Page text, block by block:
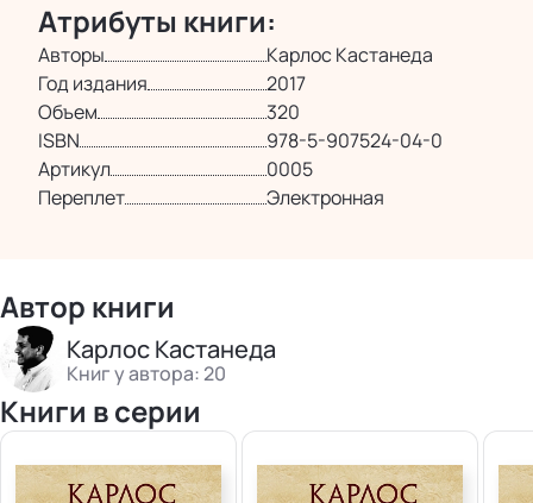
Атрибуты книги:
Авторы
Карлос Кастанеда
Год издания
2017
Объем
320
ISBN
978-5-907524-04-0
Артикул
0005
Переплет
Электронная
Автор книги
Карлос Кастанеда
Книг у автора: 20
Книги в серии